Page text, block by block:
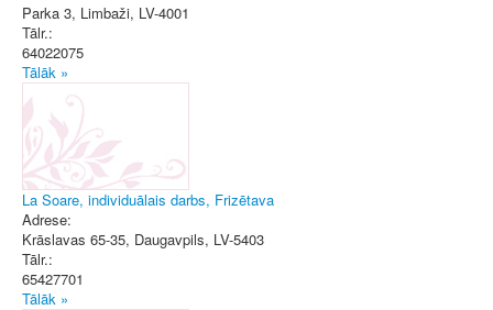
Parka 3, Limbaži, LV-4001
Tālr.:
64022075
Tālāk »
La Soare, individuālais darbs, Frizētava
Adrese:
Krāslavas 65-35, Daugavpils, LV-5403
Tālr.:
65427701
Tālāk »